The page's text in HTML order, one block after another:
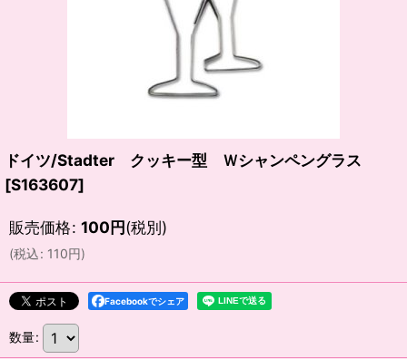
ドイツ/Stadter クッキー型 Ｗシャンペングラス
[S163607]
販売価格: 100円(税別)
(税込: 110円)
Facebookでシェア
数量: